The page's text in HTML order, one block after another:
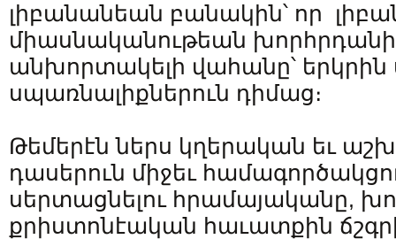
լիբանանեան բանակին՝ որ
միասնականութեան
անխորտակելի վահանը՝ երկրին
սպառնալիքներուն դիմաց։
Թեմերէն ներս կղերական եւ
դասերուն միջեւ
սերտացնելու հրամայականը,
քրիստոնէական հաւատքին